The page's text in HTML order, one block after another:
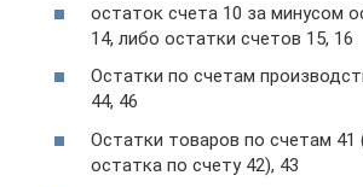
остаток счета 10 за минусом
14, либо остатки счетов 15, 16
Остатки по счетам
44, 46
Остатки товаров по счетам 41
остатка по счету 42), 43